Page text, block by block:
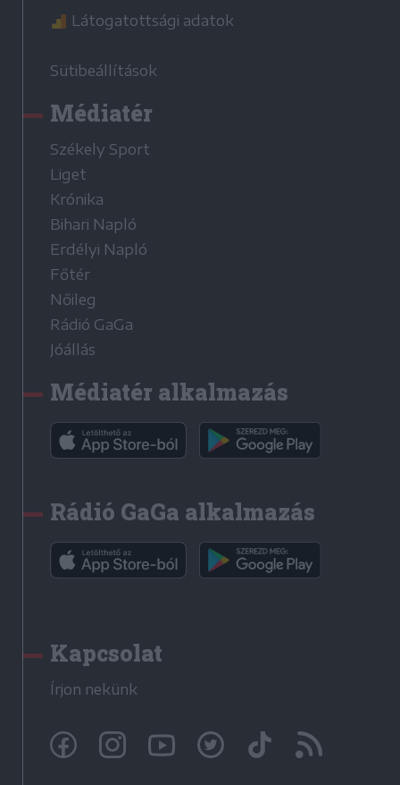
Látogatottsági adatok
Sütibeállítások
Médiatér
Székely Sport
Liget
Krónika
Bihari Napló
Erdélyi Napló
Főtér
Nőileg
Rádió GaGa
Jóállás
Médiatér alkalmazás
Rádió GaGa alkalmazás
Kapcsolat
Írjon nekünk